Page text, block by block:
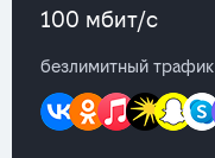
100 мбит/с
безлимитный трафик